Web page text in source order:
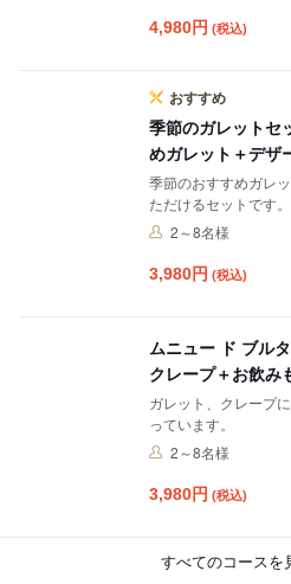
4,980円 (税込)
おすすめ
季節のガレットセ
めガレット＋デザ
季節のおすすめガレ
ただけるセットです。
2～8名様
3,980円 (税込)
ムニュー ド ブル
クレープ＋お飲み
ガレット、クレープ
っています。
2～8名様
3,980円 (税込)
すべてのコースを